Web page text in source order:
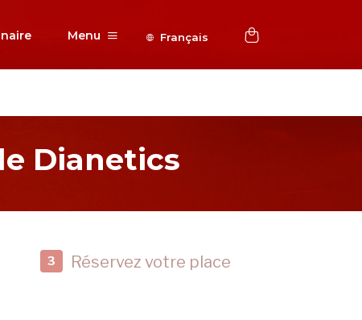
Menu Français
Dianetics
3 Réservez votre place